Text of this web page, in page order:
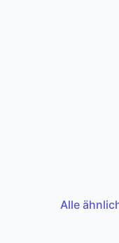
Alle